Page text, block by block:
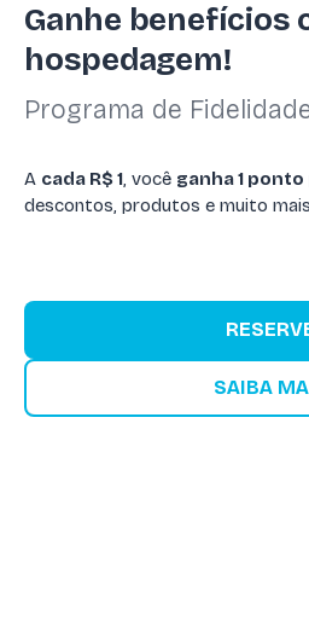
Ganhe benefícios
hospedagem!
Programa de
A cada R$ 1, você ganha 1 ponto
descontos, produtos e muito
SAIBA